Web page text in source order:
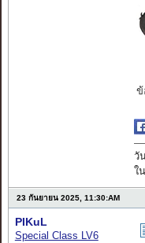
ข้
วั
ใ
23 กันยายน 2025, 11:30:AM
PIKuL
Special Class LV6